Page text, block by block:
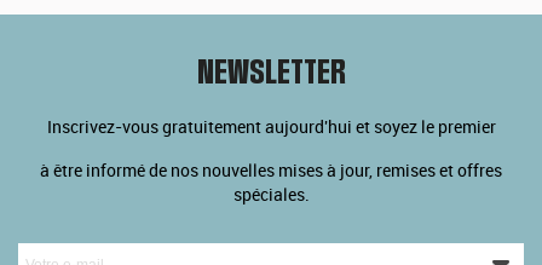
NEWSLETTER
Inscrivez-vous gratuitement aujourd'hui et soyez le premier
à être informé de nos nouvelles mises à jour, remises et offres
spéciales.